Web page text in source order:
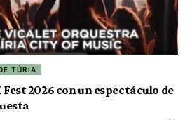
TÚRIA
2026 con un espectáculo de